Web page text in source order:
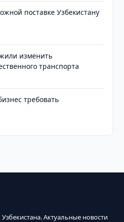
поставке Узбекистану
изменить
транспорта
требовать
Актуальные новости